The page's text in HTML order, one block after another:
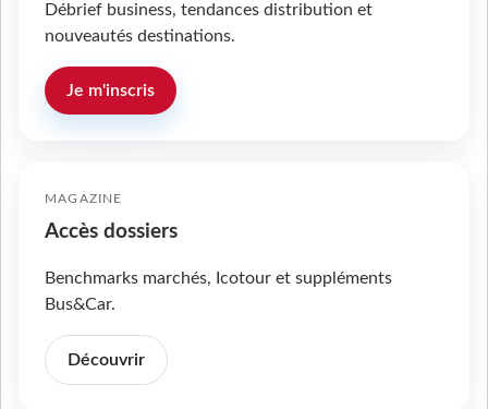
Débrief business, tendances distribution et
nouveautés destinations.
Je m'inscris
MAGAZINE
Accès dossiers
Benchmarks marchés, Icotour et suppléments
Bus&Car.
Découvrir